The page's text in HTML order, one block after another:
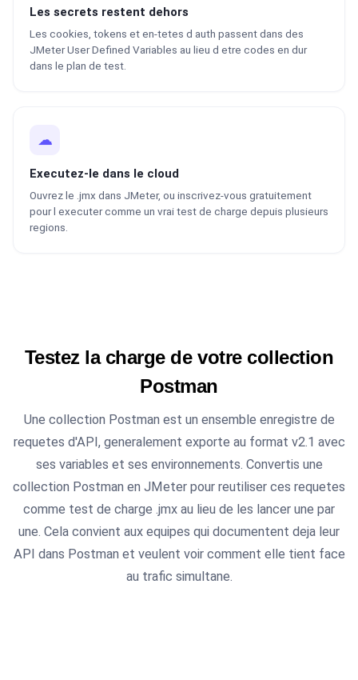
Les secrets restent dehors
Les cookies, tokens et en-tetes d auth passent dans des
JMeter User Defined Variables au lieu d etre codes en dur
dans le plan de test.
☁
Executez-le dans le cloud
Ouvrez le .jmx dans JMeter, ou inscrivez-vous gratuitement
pour l executer comme un vrai test de charge depuis plusieurs
regions.
Testez la charge de votre collection
Postman
Une collection Postman est un ensemble enregistre de
requetes d'API, generalement exporte au format v2.1 avec
ses variables et ses environnements. Convertis une
collection Postman en JMeter pour reutiliser ces requetes
comme test de charge .jmx au lieu de les lancer une par
une. Cela convient aux equipes qui documentent deja leur
API dans Postman et veulent voir comment elle tient face
au trafic simultane.